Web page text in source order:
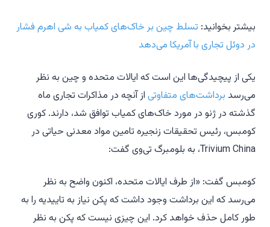
بیشتر بخوانید: تسلط چین بر خاک‌های کمیاب به شی اهرم فشار
در دوئل تجاری با آمریکا می‌دهد
یکی از پیچیدگی‌ها این است که ایالات متحده و چین به نظر
می‌رسد برداشت‌های متفاوتی از آنچه در مذاکرات تجاری ماه
گذشته در ژنو در مورد خاک‌های کمیاب توافق شد، دارند. کوری
کومبس، رئیس تحقیقات زنجیره تامین مواد معدنی حیاتی در
Trivium China، به بلومبرگ تی‌وی گفت:
کومبس گفت: «از طرف ایالات متحده، اکنون واضح به نظر
می‌رسد که این برداشت وجود داشت که پکن نیاز به تاییدیه را به
طور کامل حذف خواهد کرد. این چیزی نیست که پکن به نظر